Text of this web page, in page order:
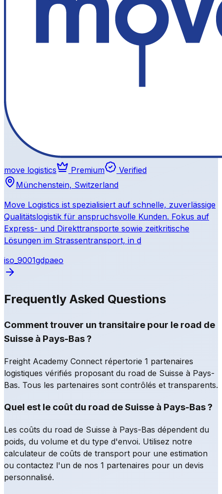
move logistics Premium
Verified
Münchenstein, Switzerland
Move Logistics ist spezialisiert auf schnelle, zuverlässige
Qualitätslogistik für anspruchsvolle Kunden. Fokus auf
Express- und Direkttransporte sowie zeitkritische
Lösungen im Strassentransport, in d
iso_9001gdpaeo
Frequently Asked Questions
Comment trouver un transitaire pour le road de
Suisse à Pays-Bas ?
Freight Academy Connect répertorie 1 partenaires
logistiques vérifiés proposant du road de Suisse à Pays-
Bas. Tous les partenaires sont contrôlés et transparents.
Quel est le coût du road de Suisse à Pays-Bas ?
Les coûts du road de Suisse à Pays-Bas dépendent du
poids, du volume et du type d'envoi. Utilisez notre
calculateur de coûts de transport pour une estimation
ou contactez l'un de nos 1 partenaires pour un devis
personnalisé.